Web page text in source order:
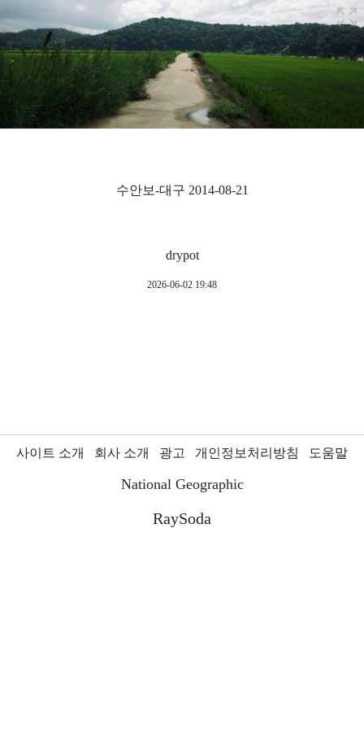
수안보-대구 2014-08-21
drypot
2026-06-02 19:48
사이트 소개 회사 소개 광고 개인정보처리방침 도움말
National Geographic
RaySoda